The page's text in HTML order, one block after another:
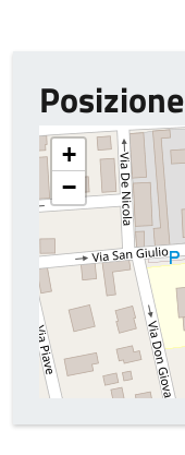
Posizione
+
−